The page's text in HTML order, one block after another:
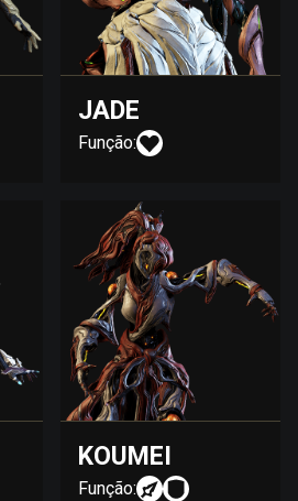
JADE
Função:
KOUMEI
Função: